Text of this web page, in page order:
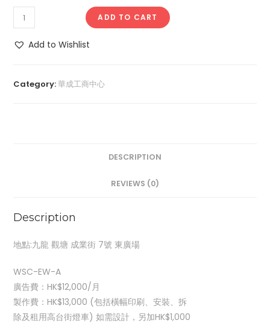
ADD TO CART
Add to Wishlist
Category:華成工商中心
DESCRIPTION
REVIEWS (0)
Description
地點:九龍 觀塘 成業街 7號 東廣場
WSC-EW-A
廣告費：HK$12,000/月
製作費：HK$13,000 (包括橫幅印刷、安裝、拆
除及租用高台街燈車) 如需設計，另加HK$1,000